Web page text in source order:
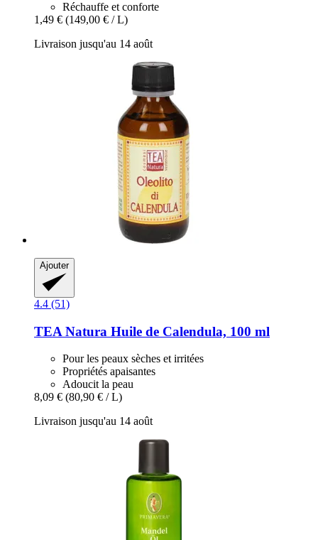
Réchauffe et conforte
1,49 € (149,00 € / L)
Livraison jusqu'au 14 août
Ajouter
4.4 (51)
TEA Natura Huile de Calendula, 100 ml
Pour les peaux sèches et irritées
Propriétés apaisantes
Adoucit la peau
8,09 € (80,90 € / L)
Livraison jusqu'au 14 août